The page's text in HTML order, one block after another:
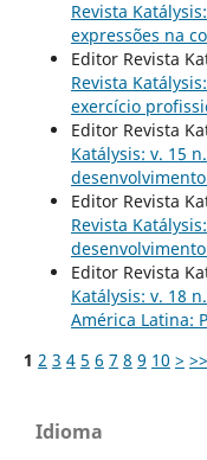
Revista
expressões na
Editor Revista
Revista
exercício
Editor Revista
Katálysis: v. 15
Editor Revista
Revista
Editor Revista
Katálysis: v. 18
América Latina:
1 2 3 4 5 6 7 8 9 10 > >>
Idioma